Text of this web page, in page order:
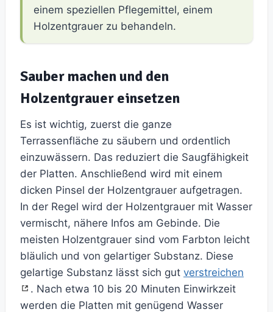
einem speziellen Pflegemittel, einem
Holzentgrauer zu behandeln.
Sauber machen und den
Holzentgrauer einsetzen
Es ist wichtig, zuerst die ganze
Terrassenfläche zu säubern und ordentlich
einzuwässern. Das reduziert die Saugfähigkeit
der Platten. Anschließend wird mit einem
dicken Pinsel der Holzentgrauer aufgetragen.
In der Regel wird der Holzentgrauer mit Wasser
vermischt, nähere Infos am Gebinde. Die
meisten Holzentgrauer sind vom Farbton leicht
bläulich und von gelartiger Substanz. Diese
gelartige Substanz lässt sich gut verstreichen
. Nach etwa 10 bis 20 Minuten Einwirkzeit
werden die Platten mit genügend Wasser